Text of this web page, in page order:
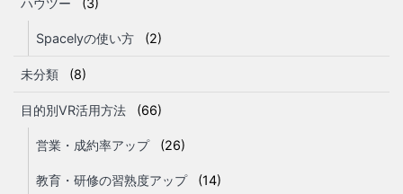
ハウツー (3)
Spacelyの使い方 (2)
未分類 (8)
目的別VR活用方法 (66)
営業・成約率アップ (26)
教育・研修の習熟度アップ (14)